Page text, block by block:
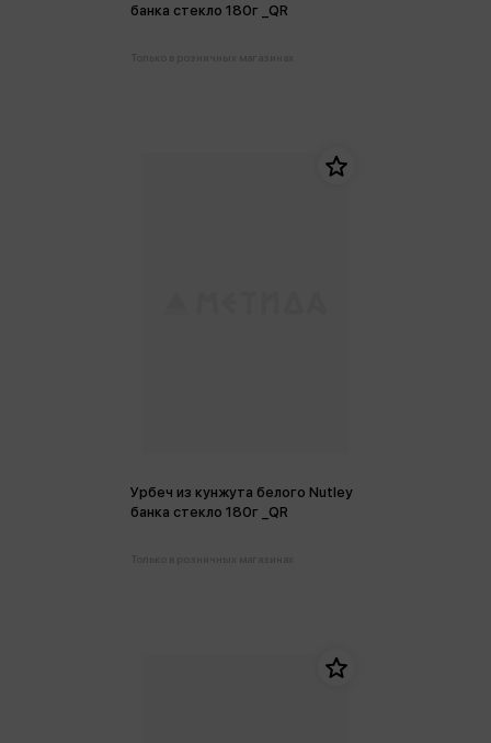
банка стекло 180г _QR
Урбеч из кунжута белого Nutley
банка стекло 180г _QR